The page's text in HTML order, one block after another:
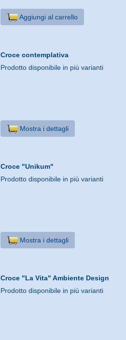
Aggiungi al carrello
Croce contemplativa
Prodotto disponibile in più varianti
Mostra i dettagli
Croce "Unikum"
Prodotto disponibile in più varianti
Mostra i dettagli
Croce "La Vita" Ambiente Design
Prodotto disponibile in più varianti